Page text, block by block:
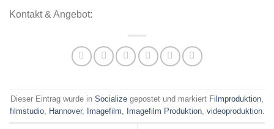
Kontakt & Angebot:
Dieser Eintrag wurde in Socialize gepostet und markiert Filmproduktion,
filmstudio, Hannover, Imagefilm, Imagefilm Produktion, videoproduktion.